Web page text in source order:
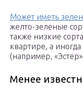
Может иметь
желто-зеленые
также низкие
квартире, а
(например,
Менее